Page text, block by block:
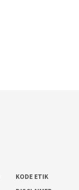
KODE ETIK